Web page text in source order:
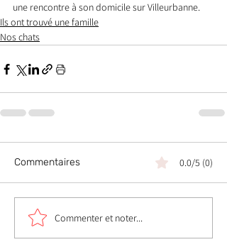
une rencontre à son domicile sur Villeurbanne.
Ils ont trouvé une famille
Nos chats
Commentaires 0.0/5 (0)
Commenter et noter...